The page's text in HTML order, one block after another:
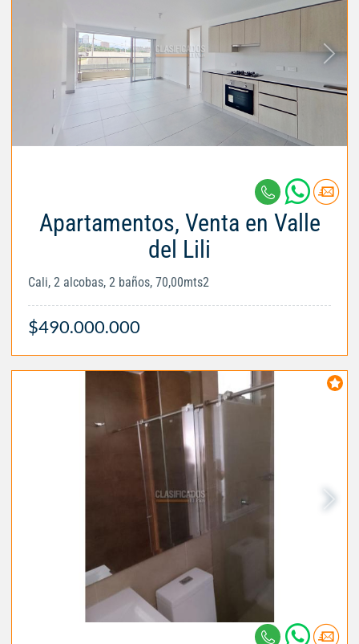
Apartamentos, Venta en Valle
del Lili
Cali, 2 alcobas, 2 baños, 70,00mts2
$490.000.000